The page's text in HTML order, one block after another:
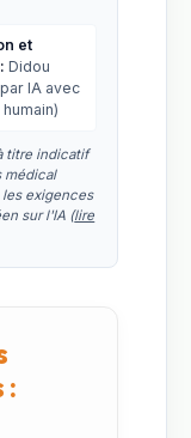
et
Didou
IA avec
titre indicatif
médical
exigences
sur l'IA (lire
: